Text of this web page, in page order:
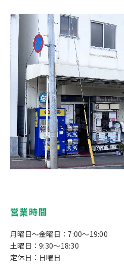
営業時間
月曜日～金曜日：7:00～19:00
土曜日：9:30～18:30
定休日：日曜日